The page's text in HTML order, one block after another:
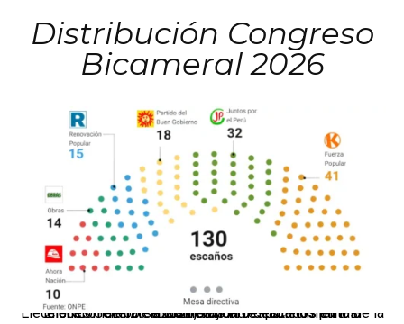
Distribución Congreso
Bicameral 2026
El JNE oficializó la distribución de escaños para la elección de 60 senadores y 130 diputados en las Elecciones Generales 2026, tras el restablecimiento de la Bicameralidad.